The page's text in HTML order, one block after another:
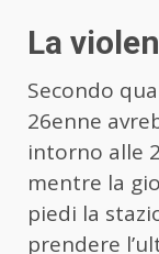
La
Secondo
26enne
intorno alle
mentre la
piedi la
prendere